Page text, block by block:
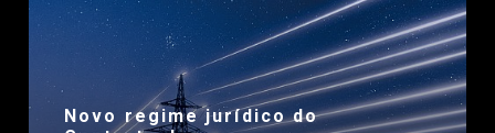
Novo regime jurídico do